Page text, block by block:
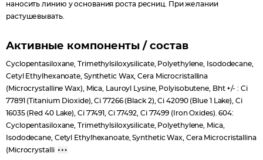
наносить линию у основания роста ресниц. При желании
растушевывать.
Активные компоненты / состав
Cyclopentasiloxane, Trimethylsiloxysilicate, Polyethylene, Isododecane,
Cetyl Ethylhexanoate, Synthetic Wax, Cera Microcristallina
(Microcrystalline Wax), Mica, Lauroyl Lysine, Polyisobutene, Bht +/- : Ci
77891 (Titanium Dioxide), Ci 77266 (Black 2), Ci 42090 (Blue 1 Lake), Ci
16035 (Red 40 Lake), Ci 77491, Ci 77492, Ci 77499 (Iron Oxides). 604:
Cyclopentasiloxane, Trimethylsiloxysilicate, Polyethylene, Mica,
Isododecane, Cetyl Ethylhexanoate, Synthetic Wax, Cera Microcristallina
(Microcrystalli